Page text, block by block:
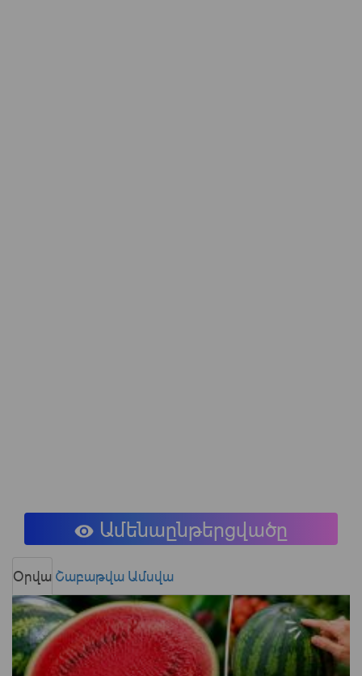
Ամենաընթերցվածը
Օրվա Շաբաթվա Ամսվա